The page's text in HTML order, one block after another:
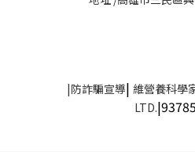
|防詐騙宣導| 維營養科學
LTD.